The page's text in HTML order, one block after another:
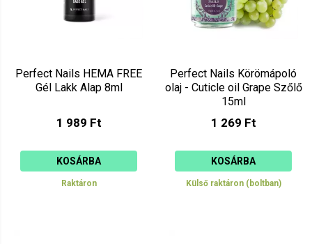
Perfect Nails HEMA FREE
Gél Lakk Alap 8ml
1 989 Ft
KOSÁRBA
Raktáron
Perfect Nails Körömápoló
olaj - Cuticle oil Grape Szőlő
15ml
1 269 Ft
KOSÁRBA
Külső raktáron (boltban)